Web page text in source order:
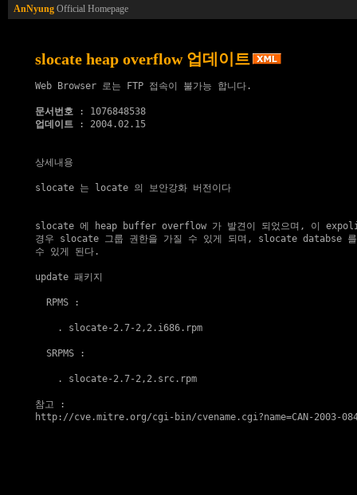
AnNyung Official Homepage
slocate heap overflow 업데이트
Web Browser 로는 FTP 접속이 불가능 합니다.
문서번호
업데이트 : 2004.02.15
상세내용
slocate 는 locate 의 보안강화 버전이다
slocate 에 heap buffer overflow 가 발견이 되었으며, 이
경우 slocate 그룹 권한을 가질 수 있게 되며, slocate databse 를
수 있게 된다.
update 패키지
  RPMS :
    .
slocate-2.7-2,2.i686.rpm
  SRPMS :
    .
slocate-2.7-2,2.src.rpm
참고
http://cve.mitre.org/cgi-bin/cvename.cgi?name=CAN-2003-